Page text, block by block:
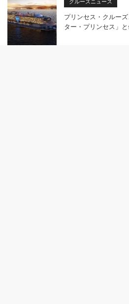
クルーズニュース
プリンセス・クルー
ター・プリンセス」